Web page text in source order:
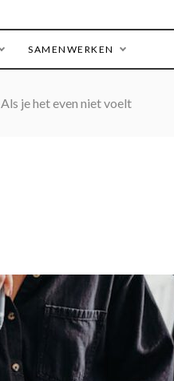
SAMENWERKEN
Als je het even niet voelt